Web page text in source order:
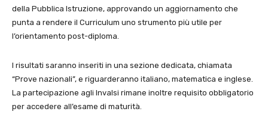
della Pubblica Istruzione, approvando un aggiornamento che
punta a rendere il Curriculum uno strumento più utile per
l’orientamento post-diploma.
I risultati saranno inseriti in una sezione dedicata, chiamata
“Prove nazionali”, e riguarderanno italiano, matematica e inglese.
La partecipazione agli Invalsi rimane inoltre requisito obbligatorio
per accedere all’esame di maturità.